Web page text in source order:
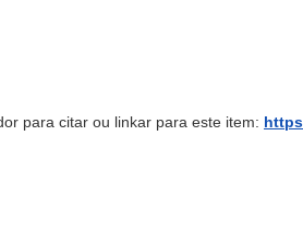
para citar ou linkar para este item: